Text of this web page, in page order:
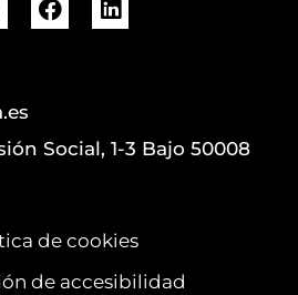
Social, 1-3 Bajo 50008
de cookies
de accesibilidad